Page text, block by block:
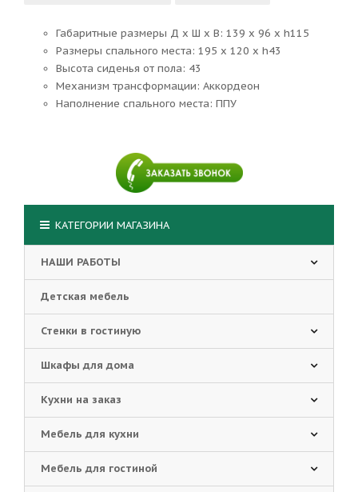
Габаритные размеры Д х Ш х В: 139 x 96 x h115
Размеры спального места: 195 x 120 x h43
Высота сиденья от пола: 43
Механизм трансформации: Аккордеон
Наполнение спального места: ППУ
КАТЕГОРИИ МАГАЗИНА
НАШИ РАБОТЫ
Детская мебель
Стенки в гостиную
Шкафы для дома
Кухни на заказ
Мебель для кухни
Мебель для гостиной